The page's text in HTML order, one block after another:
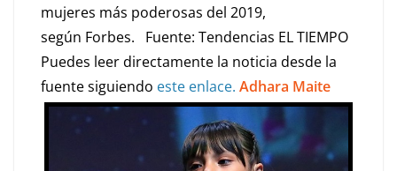
mujeres más poderosas del 2019,
según Forbes. Fuente: Tendencias EL TIEMPO
Puedes leer directamente la noticia desde la
fuente siguiendo este enlace. Adhara Maite